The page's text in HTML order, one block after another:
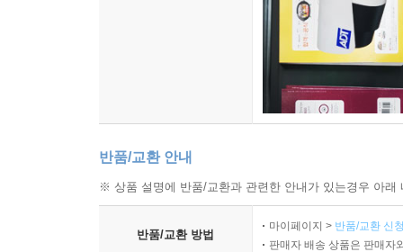
반품/교환 안내
※ 상품 설명에 반품/교환과 관련한 안내가 있는경우 아
반품/교환 방법
마이페이지 > 반품/교환 신
판매자 배송 상품은 판매자